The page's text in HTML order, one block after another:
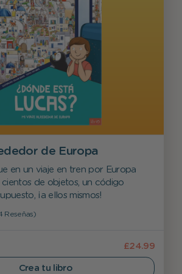
de Europa
en un viaje en tren por Europa
de objetos, un código
¡a ellos mismos!
Reseñas)
£24.99
Crea tu libro